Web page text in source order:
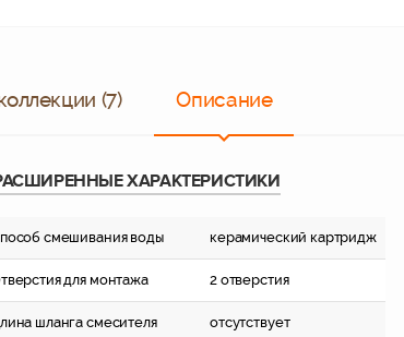
(7) Описание
ХАРАКТЕРИСТИКИ
смешивания воды керамический картридж
для монтажа 2 отверстия
шланга смесителя отсутствует